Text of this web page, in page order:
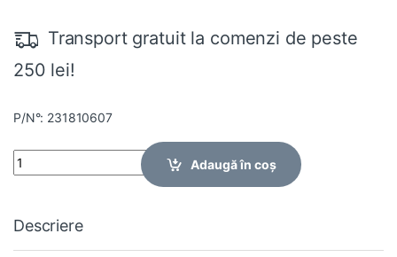
Transport gratuit la comenzi de peste
250 lei!
P/N°: 231810607
Quantity
Adaugă în coș
Descriere